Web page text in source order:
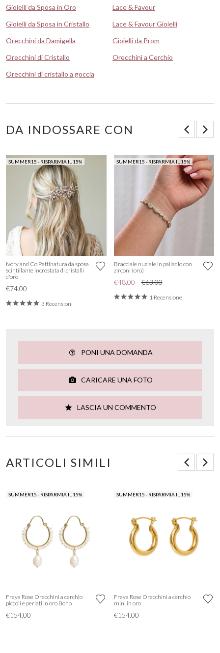
Gioielli da Sposa in Oro
Lace & Favour
Gioielli da Sposa in Cristallo
Lace & Favour Gioielli
Orecchini da Damigella
Gioielli da Prom
Orecchini di Cristallo
Orecchini a Cerchio
Orecchini di cristallo a goccia
DA INDOSSARE CON
SUMMER15 - RISPARMIA IL 15%
Ivory and Co Pettinatura da sposa
scintillante incrostata di cristalli
d'oro
€74.00
3 Recensioni
SUMMER15 - RISPARMIA IL 15%
Bracciale nuziale in palladio con
zirconi (oro)
€48.00 €63.00
1 Recensione
PONI UNA DOMANDA
CARICARE UNA FOTO
LASCIA UN COMMENTO
ARTICOLI SIMILI
SUMMER15 - RISPARMIA IL 15%
Freya Rose Orecchini a cerchio
piccoli e perlati in oro Boho
€154.00
SUMMER15 - RISPARMIA IL 15%
Freya Rose Orecchini a cerchio
mini in oro
€154.00